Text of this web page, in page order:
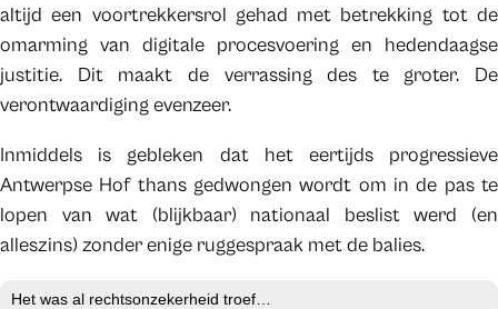
altijd een voortrekkersrol gehad met betrekking tot de
omarming van digitale procesvoering en hedendaagse
justitie. Dit maakt de verrassing des te groter. De
verontwaardiging evenzeer.
Inmiddels is gebleken dat het eertijds progressieve
Antwerpse Hof thans gedwongen wordt om in de pas te
lopen van wat (blijkbaar) nationaal beslist werd (en
alleszins) zonder enige ruggespraak met de balies.
Het was al rechtsonzekerheid troef…